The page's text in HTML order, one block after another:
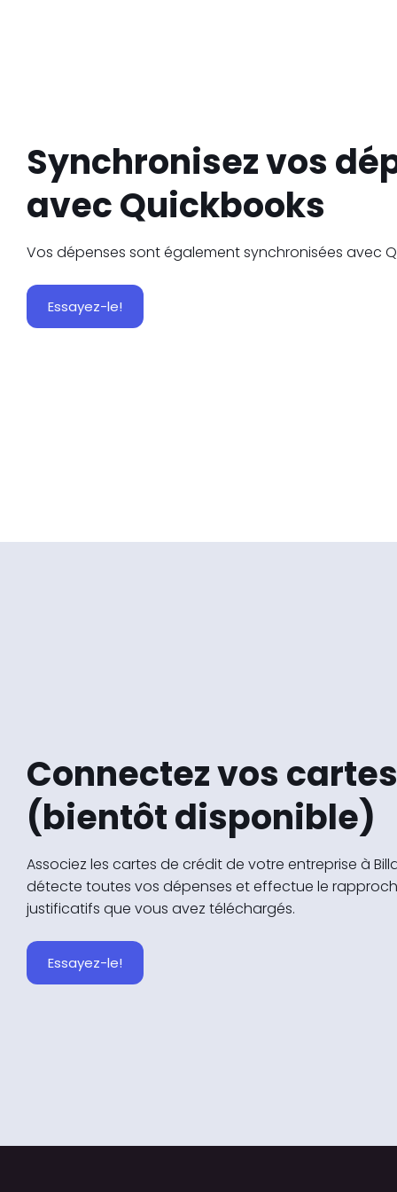
Synchronisez vos
avec Quickbooks
Vos dépenses sont également synchronisées avec
Essayez-le!
Connectez vos
(bientôt disponible)
Associez les cartes de crédit de votre entreprise à
détecte toutes vos dépenses et effectue le
justificatifs que vous avez téléchargés.
Essayez-le!